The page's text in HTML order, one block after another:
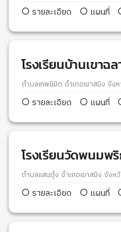
รายละเอียด แผนที่
โรงเรียนบ้านเขาฉ
ตำบลเทพนิมิต อำเภอเขาสมิง จัง
รายละเอียด แผนที่
โรงเรียนวัดพนมพ
ตำบลแสนตุ้ง อำเภอเขาสมิง จัง
รายละเอียด แผนที่